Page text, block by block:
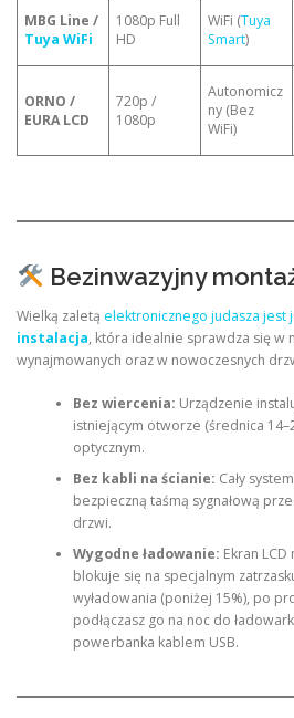
MBG Line /
Tuya WiFi
1080p Full
HD
WiFi (Tuya
Smart)
ORNO /
EURA LCD
720p /
1080p
Autonomicz
ny (Bez
WiFi)
Bezinwazyjny
Wielką zaletą elektronicznego judasza jest
instalacja, która idealnie sprawdza się w
wynajmowanych oraz w nowoczesnych
Bez wiercenia: Urządzenie
istniejącym otworze (średnica
optycznym.
Bez kabli na ścianie: Cały
bezpieczną taśmą sygnałową
drzwi.
Wygodne ładowanie: Ekran
blokuje się na specjalnym
wyładowania (poniżej 15%), po
podłączasz go na noc do
powerbanka kablem USB.